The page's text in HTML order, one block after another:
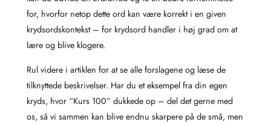
for, hvorfor netop dette ord kan være korrekt i en given
krydsordskontekst – for krydsord handler i høj grad om at
lære og blive klogere.
Rul videre i artiklen for at se alle forslagene og læse de
tilknyttede beskrivelser. Har du et eksempel fra din egen
kryds, hvor “Kurs 100” dukkede op – del det gerne med
os, så vi sammen kan blive endnu skarpere på de små, men